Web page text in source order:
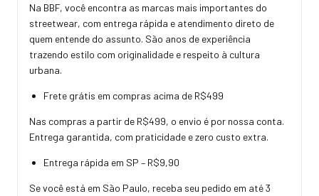
Na BBF, você encontra as marcas mais importantes do
streetwear, com entrega rápida e atendimento direto de
quem entende do assunto. São anos de experiência
trazendo estilo com originalidade e respeito à cultura
urbana.
Frete grátis em compras acima de R$499
Nas compras a partir de R$499, o envio é por nossa conta.
Entrega garantida, com praticidade e zero custo extra.
Entrega rápida em SP – R$9,90
Se você está em São Paulo, receba seu pedido em até 3